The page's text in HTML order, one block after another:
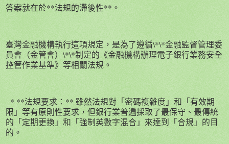
答案就在於**法規的滯後性**。
臺灣金融機構執行這項規定，是為了遵循\*\*金融監督管理委
員會（金管會）\*\*制定的《金融機構辦理電子銀行業務安全
控管作業基準》等相關法規。
* **法規要求：** 雖然法規對「密碼複雜度」和「有效期
限」等有原則性要求，但銀行業普遍採取了最保守、最傳統
的「定期更換」和「強制英數字混合」來達到「合規」的目
的。